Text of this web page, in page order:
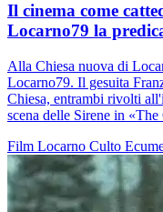
Il cinema come
Locarno79 la
Alla Chiesa nuova di
Locarno79. Il gesuita
Chiesa, entrambi rivolti
scena delle Sirene in
Film Locarno Culto